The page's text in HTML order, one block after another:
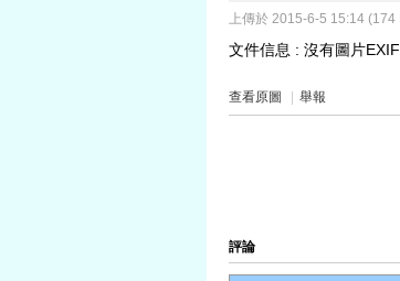
上傳於 2015-6-5 15:14 (174
文件信息 : 沒有圖片
查看原圖 舉報
評論